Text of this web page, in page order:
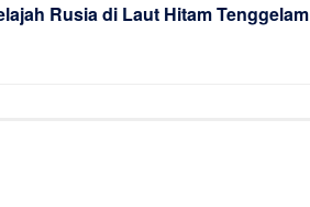
Rusia di Laut Hitam Tenggelam